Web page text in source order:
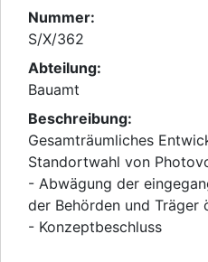
Nummer:
S/X/362
Abteilung:
Bauamt
Beschreibung:
Gesamträumliches
Standortwahl von
- Abwägung der
der Behörden und Träger
- Konzeptbeschluss